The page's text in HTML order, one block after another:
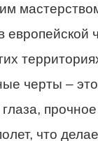
европейской
черты –
прочное
что